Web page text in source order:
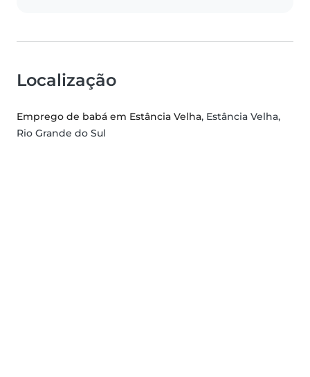
Localização
Emprego de babá em Estância Velha, Estância Velha,
Rio Grande do Sul